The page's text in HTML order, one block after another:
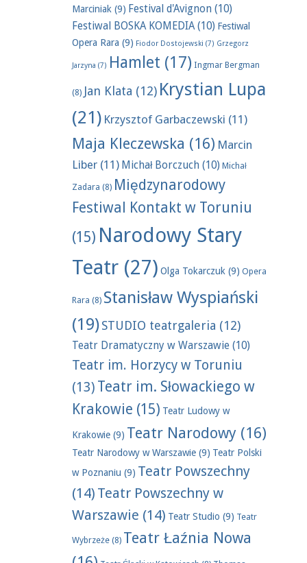
Marciniak (9) Festival d'Avignon (10)
Festiwal BOSKA KOMEDIA(10) Festiwal
Opera Rara (9) Fiodor Dostojewski (7) Grzegorz
Jarzyna (7) Hamlet (17) Ingmar Bergman
(8) Jan Klata (12) Krystian Lupa
(21) Krzysztof Garbaczewski (11)
Maja Kleczewska (16) Marcin
Liber(11) Michał Borczuch (10) Michał
Zadara (8) Międzynarodowy
Festiwal Kontakt w Toruniu
(15) Narodowy Stary
Teatr(27) Olga Tokarczuk (9) Opera
Rara (8) Stanisław Wyspiański
(19)STUDIO teatrgaleria (12)
Teatr Dramatyczny w Warszawie (10)
Teatr im. Horzycy w Toruniu
(13) Teatr im. Słowackiego w
Krakowie (15) Teatr Ludowy w
Krakowie(9) Teatr Narodowy(16)
Teatr Narodowy w Warszawie(9) Teatr Polski
w Poznaniu (9) Teatr Powszechny
(14) Teatr Powszechny w
Warszawie (14) Teatr Studio (9) Teatr
Wybrzeże(8) Teatr Łaźnia Nowa